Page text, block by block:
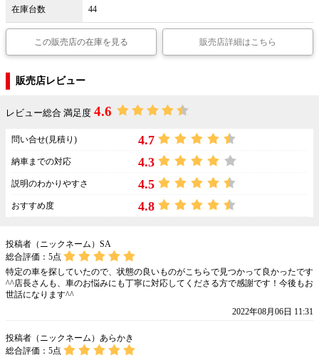
在庫台数 44
この販売店の在庫を見る 販売店詳細はこちら
販売店レビュー
レビュー総合 満足度 4.6
問い合せ(見積り) 4.7
納車までの対応 4.3
説明のわかりやすさ 4.5
おすすめ度 4.8
投稿者（ニックネーム）SA
総合評価： 5点
特定の車を探していたので、状態の良いものがこちらで見つかって良かったです
^^店長さんも、車のお悩みにも丁寧に対応してくださる方で感謝です！今後もお
世話になります^^
2022年08月06日 11:31
投稿者（ニックネーム）あらかき
総合評価： 5点